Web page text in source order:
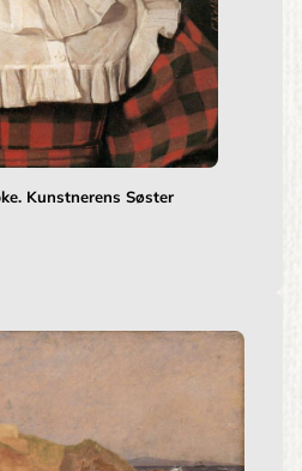
Kunstnerens Søster